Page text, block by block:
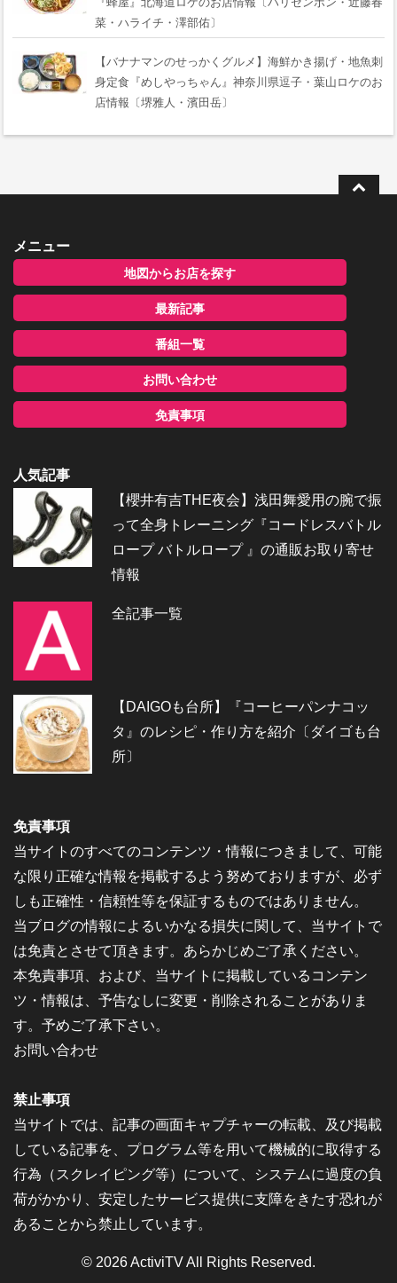
菜・ハライチ・澤部佑〕
【バナナマンのせっかくグルメ】海鮮かき揚げ・地魚刺
身定食『めしやっちゃん』神奈川県逗子・葉山ロケのお
店情報〔堺雅人・濱田岳〕
メニュー
地図からお店を探す
最新記事
番組一覧
お問い合わせ
免責事項
人気記事
【櫻井有吉THE夜会】浅田舞愛用の腕で振
って全身トレーニング『コードレスバトル
ロープ バトルロープ 』の通販お取り寄せ
情報
全記事一覧
【DAIGOも台所】『コーヒーパンナコッ
タ』のレシピ・作り方を紹介〔ダイゴも台
所〕
免責事項
当サイトのすべてのコンテンツ・情報につきまして、可能
な限り正確な情報を掲載するよう努めておりますが、必ず
しも正確性・信頼性等を保証するものではありません。
当ブログの情報によるいかなる損失に関して、当サイトで
は免責とさせて頂きます。あらかじめご了承ください。
本免責事項、および、当サイトに掲載しているコンテン
ツ・情報は、予告なしに変更・削除されることがありま
す。予めご了承下さい。
お問い合わせ
禁止事項
当サイトでは、記事の画面キャプチャーの転載、及び掲載
している記事を、プログラム等を用いて機械的に取得する
行為（スクレイピング等）について、システムに過度の負
荷がかかり、安定したサービス提供に支障をきたす恐れが
あることから禁止しています。
© 2026ActiviTVAll Rights Reserved.